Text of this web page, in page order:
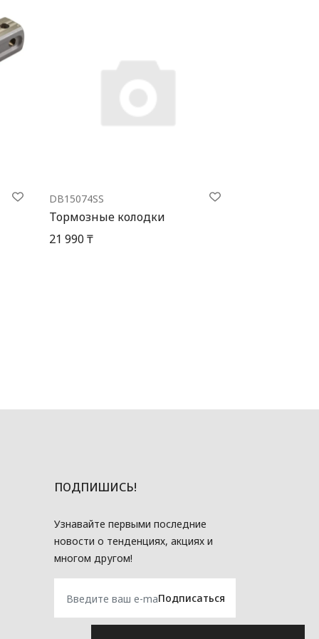
DB15074SS
Тормозные колодки
21 990 ₸
ПОДПИШИСЬ!
Узнавайте первыми последние
новости о тенденциях, акциях и
многом другом!